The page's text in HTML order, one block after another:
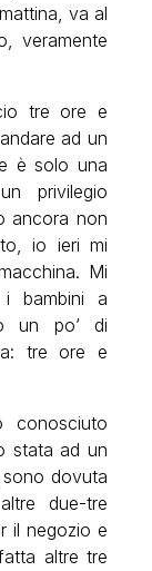
va al
veramente
tre ore e
ad un
è solo una
privilegio
ancora non
io ieri mi
Mi
bambini a
un po’ di
tre ore e
conosciuto
stata ad un
dovuta
due-tre
il negozio e
altre tre